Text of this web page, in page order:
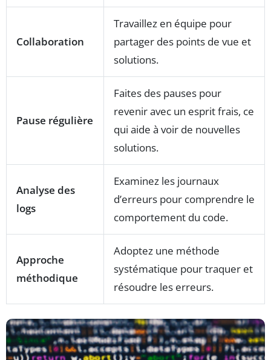
Collaboration
Travaillez en équipe pour
partager des points de vue et
solutions.
Pause régulière
Faites des pauses pour
revenir avec un esprit frais, ce
qui aide à voir de nouvelles
solutions.
Analyse des
logs
Examinez les journaux
d’erreurs pour comprendre le
comportement du code.
Approche
méthodique
Adoptez une méthode
systématique pour traquer et
résoudre les erreurs.